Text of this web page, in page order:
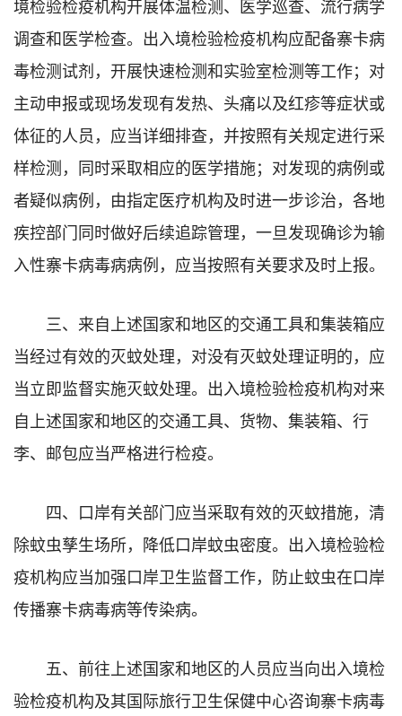
境检验检疫机构开展体温检测、医学巡查、流行病学
调查和医学检查。出入境检验检疫机构应配备寨卡病
毒检测试剂，开展快速检测和实验室检测等工作；对
主动申报或现场发现有发热、头痛以及红疹等症状或
体征的人员，应当详细排查，并按照有关规定进行采
样检测，同时采取相应的医学措施；对发现的病例或
者疑似病例，由指定医疗机构及时进一步诊治，各地
疾控部门同时做好后续追踪管理，一旦发现确诊为输
入性寨卡病毒病病例，应当按照有关要求及时上报。
三、来自上述国家和地区的交通工具和集装箱应
当经过有效的灭蚊处理，对没有灭蚊处理证明的，应
当立即监督实施灭蚊处理。出入境检验检疫机构对来
自上述国家和地区的交通工具、货物、集装箱、行
李、邮包应当严格进行检疫。
四、口岸有关部门应当采取有效的灭蚊措施，清
除蚊虫孳生场所，降低口岸蚊虫密度。出入境检验检
疫机构应当加强口岸卫生监督工作，防止蚊虫在口岸
传播寨卡病毒病等传染病。
五、前往上述国家和地区的人员应当向出入境检
验检疫机构及其国际旅行卫生保健中心咨询寨卡病毒